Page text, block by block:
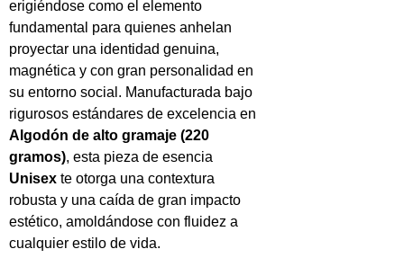
erigiéndose como el elemento
fundamental para quienes anhelan
proyectar una identidad genuina,
magnética y con gran personalidad en
su entorno social. Manufacturada bajo
rigurosos estándares de excelencia en
Algodón de alto gramaje (220
gramos), esta pieza de esencia
Unisex te otorga una contextura
robusta y una caída de gran impacto
estético, amoldándose con fluidez a
cualquier estilo de vida.